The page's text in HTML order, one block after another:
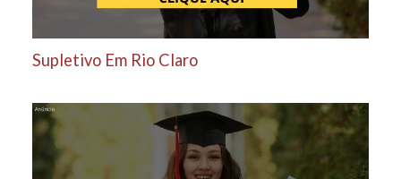
Supletivo Em Rio Claro